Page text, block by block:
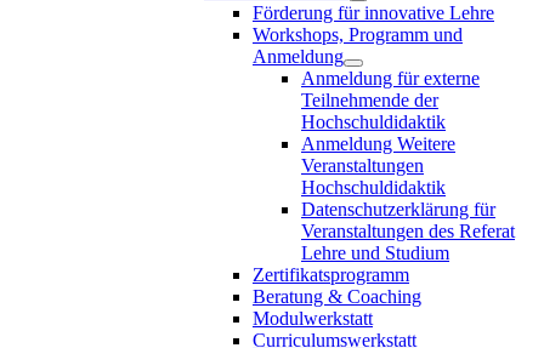
Förderung für innovative Lehre
Workshops, Programm und
Anmeldung
Anmeldung für externe
Teilnehmende der
Hochschuldidaktik
Anmeldung Weitere
Veranstaltungen
Hochschuldidaktik
Datenschutzerklärung für
Veranstaltungen des Referat
Lehre und Studium
Zertifikatsprogramm
Beratung & Coaching
Modulwerkstatt
Curriculumswerkstatt